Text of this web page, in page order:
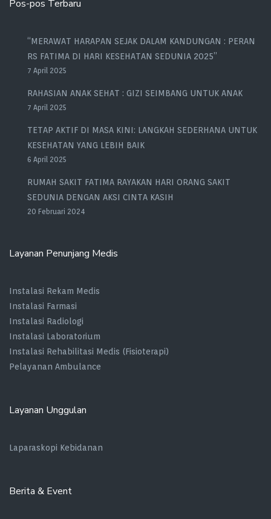
Pos-pos Terbaru
“MERAWAT HARAPAN SEJAK DALAM KANDUNGAN : PERAN
RS FATIMA DI HARI KESEHATAN SEDUNIA 2025”
7 April 2025
RAHASIAN ANAK SEHAT : GIZI SEIMBANG UNTUK ANAK
7 April 2025
TETAP AKTIF DI MASA KINI: LANGKAH SEDERHANA UNTUK
KESEHATAN YANG LEBIH BAIK
6 April 2025
RUMAH SAKIT FATIMA RAYAKAN HARI ORANG SAKIT
SEDUNIA DENGAN AKSI CINTA KASIH
20 Februari 2024
Layanan Penunjang Medis
Instalasi Rekam Medis
Instalasi Farmasi
Instalasi Radiologi
Instalasi Laboratorium
Instalasi Rehabilitasi Medis (Fisioterapi)
Pelayanan Ambulance
Layanan Unggulan
Laparaskopi Kebidanan
Berita & Event